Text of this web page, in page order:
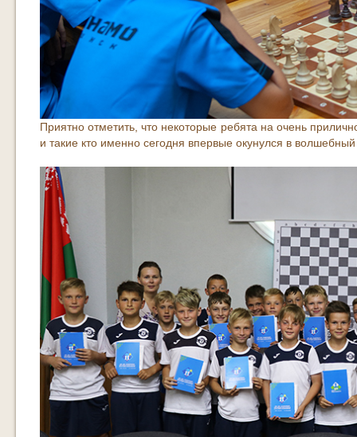
Приятно отметить, что некоторые ребята на очень
и такие кто именно сегодня впервые окунулся в